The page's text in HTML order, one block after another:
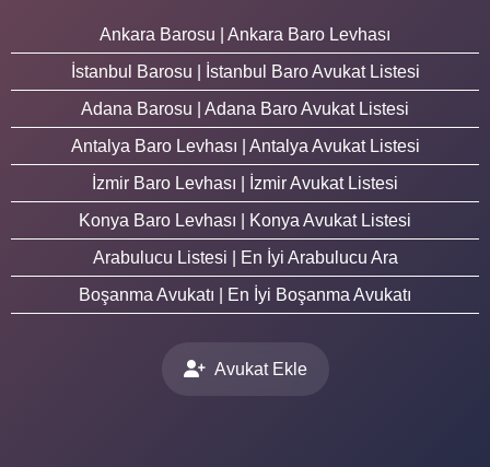
Ankara Barosu | Ankara Baro Levhası
İstanbul Barosu | İstanbul Baro Avukat Listesi
Adana Barosu | Adana Baro Avukat Listesi
Antalya Baro Levhası | Antalya Avukat Listesi
İzmir Baro Levhası | İzmir Avukat Listesi
Konya Baro Levhası | Konya Avukat Listesi
Arabulucu Listesi | En İyi Arabulucu Ara
Boşanma Avukatı | En İyi Boşanma Avukatı
Avukat Ekle